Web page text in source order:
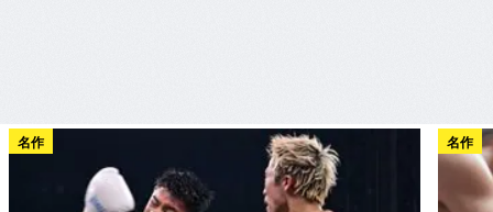
名作 名作